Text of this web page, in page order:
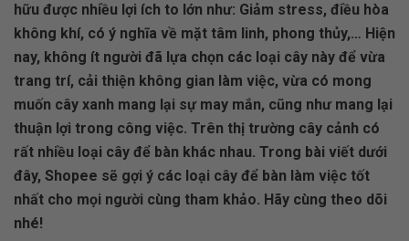
hữu được nhiều lợi ích to lớn như: Giảm stress, điều hòa
không khí, có ý nghĩa về mặt tâm linh, phong thủy,… Hiện
nay, không ít người đã lựa chọn các loại cây này để vừa
trang trí, cải thiện không gian làm việc, vừa có mong
muốn cây xanh mang lại sự may mắn, cũng như mang lại
thuận lợi trong công việc. Trên thị trường cây cảnh có
rất nhiều loại cây để bàn khác nhau. Trong bài viết dưới
đây, Shopee sẽ gợi ý các loại cây để bàn làm việc tốt
nhất cho mọi người cùng tham khảo. Hãy cùng theo dõi
nhé!